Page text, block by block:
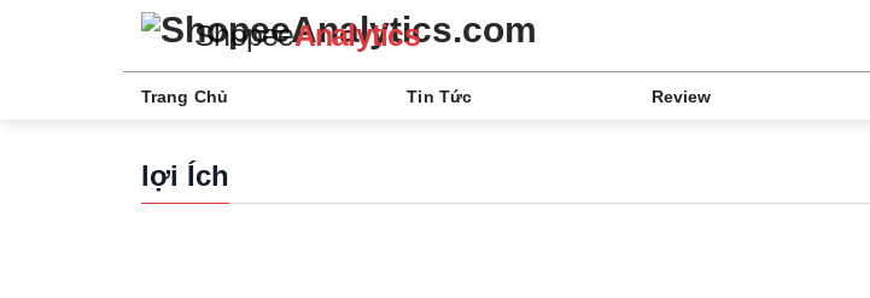
ShopeeAnalytics
Trang Chủ Tin Tức Review
lợi Ích